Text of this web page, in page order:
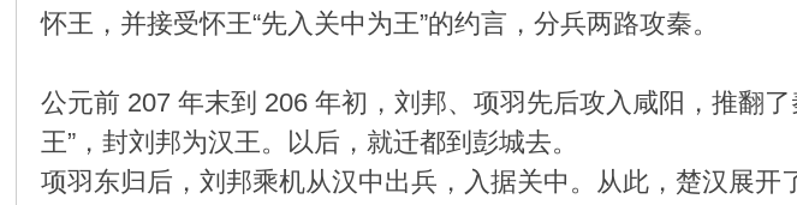
怀王，并接受怀王“先入关中为王”的约言，分兵两路攻秦。
公元前 207 年末到 206 年初，刘邦、项羽先后攻入咸阳，推翻
王”，封刘邦为汉王。以后，就迁都到彭城去。
项羽东归后，刘邦乘机从汉中出兵，入据关中。从此，楚汉展开